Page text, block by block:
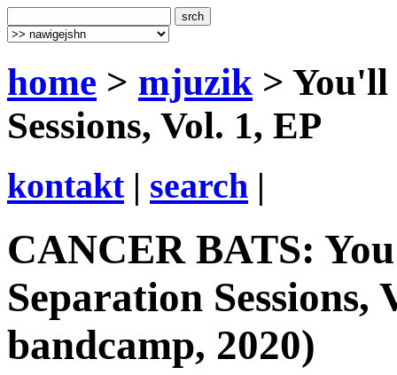
home > mjuzik > You'll
Sessions, Vol. 1, EP
kontakt| search |
CANCER BATS:
Separation Sessions,
bandcamp, 2020)